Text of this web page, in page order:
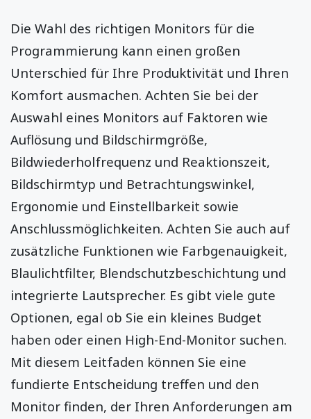
Die Wahl des richtigen Monitors für die
Programmierung kann einen großen
Unterschied für Ihre Produktivität und Ihren
Komfort ausmachen. Achten Sie bei der
Auswahl eines Monitors auf Faktoren wie
Auflösung und Bildschirmgröße,
Bildwiederholfrequenz und Reaktionszeit,
Bildschirmtyp und Betrachtungswinkel,
Ergonomie und Einstellbarkeit sowie
Anschlussmöglichkeiten. Achten Sie auch auf
zusätzliche Funktionen wie Farbgenauigkeit,
Blaulichtfilter, Blendschutzbeschichtung und
integrierte Lautsprecher. Es gibt viele gute
Optionen, egal ob Sie ein kleines Budget
haben oder einen High-End-Monitor suchen.
Mit diesem Leitfaden können Sie eine
fundierte Entscheidung treffen und den
Monitor finden, der Ihren Anforderungen am